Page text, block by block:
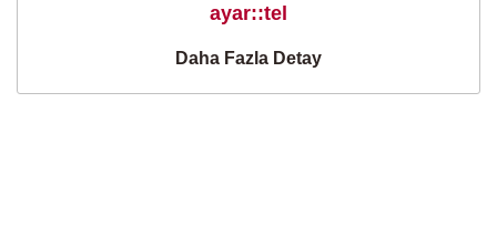
ayar::tel
Daha Fazla Detay